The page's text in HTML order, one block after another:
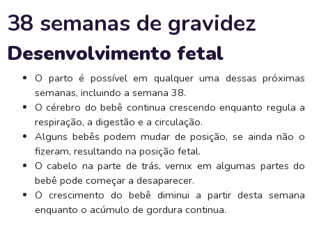
38 semanas de gravidez
Desenvolvimento fetal
O parto é possível em qualquer uma dessas próximas
semanas, incluindo a semana 38.
O cérebro do bebê continua crescendo enquanto regula a
respiração, a digestão e a circulação.
Alguns bebês podem mudar de posição, se ainda não o
fizeram, resultando na posição fetal.
O cabelo na parte de trás, vernix em algumas partes do
bebê pode começar a desaparecer.
O crescimento do bebê diminui a partir desta semana
enquanto o acúmulo de gordura continua.